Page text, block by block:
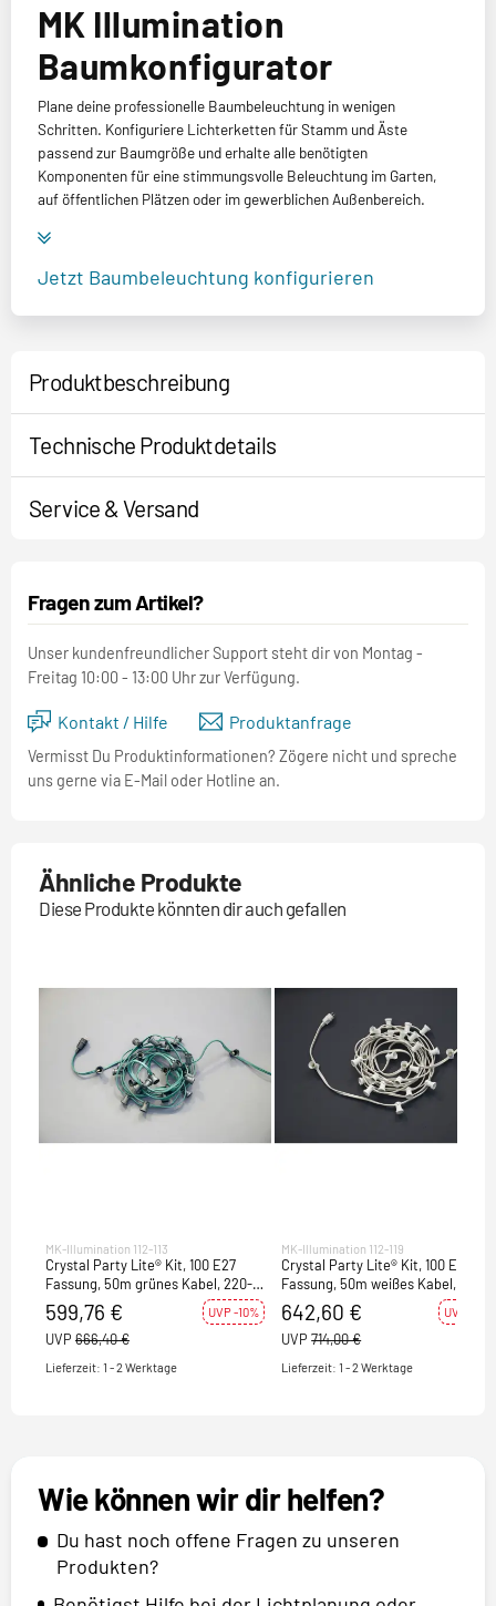
MK Illumination
Baumkonfigurator
Plane deine professionelle Baumbeleuchtung in wenigen
Schritten. Konfiguriere Lichterketten für Stamm und Äste
passend zur Baumgröße und erhalte alle benötigten
Komponenten für eine stimmungsvolle Beleuchtung im Garten,
auf öffentlichen Plätzen oder im gewerblichen Außenbereich.
Jetzt Baumbeleuchtung konfigurieren
Produktbeschreibung
Technische Produktdetails
Service & Versand
Fragen zum Artikel?
Unser kundenfreundlicher Support steht dir von Montag -
Freitag 10:00 - 13:00 Uhr zur Verfügung.
Kontakt / Hilfe Produktanfrage
Vermisst Du Produktinformationen? Zögere nicht und spreche
uns gerne via E-Mail oder Hotline an.
Ähnliche Produkte
Diese Produkte könnten dir auch gefallen
MK-Illumination 112-113
Crystal Party Lite® Kit, 100 E27
Fassung, 50m grünes Kabel, 220-
240V, max. 1500 W
599,76 € UVP -10%
UVP 666,40 €
Lieferzeit: 1 - 2 Werktage
MK-Illumination 112-119
Crystal Party Lite® Kit, 100 E27
Fassung, 50m weißes Kabel, 220-
240V, max. 1500 W
642,60 € UVP -10%
UVP 714,00 €
Lieferzeit: 1 - 2 Werktage
Wie können wir dir helfen?
Du hast noch offene Fragen zu unseren
Produkten?